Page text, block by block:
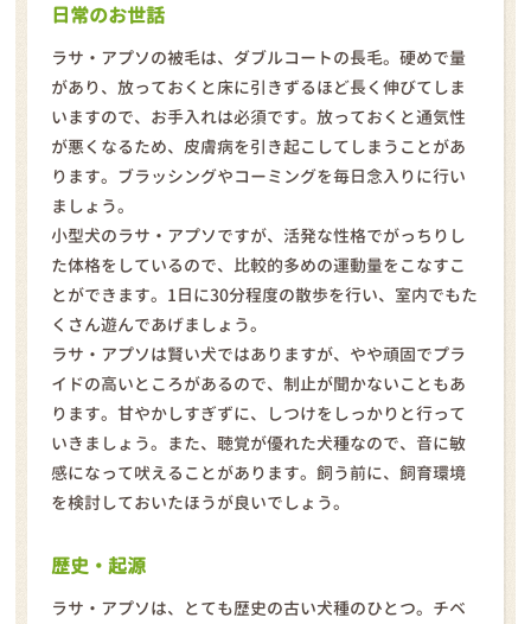
日常のお世話
ラサ・アプソの被毛は、ダブルコートの長毛。硬めで量
があり、放っておくと床に引きずるほど長く伸びてしま
いますので、お手入れは必須です。放っておくと通気性
が悪くなるため、皮膚病を引き起こしてしまうことがあ
ります。ブラッシングやコーミングを毎日念入りに行い
ましょう。
小型犬のラサ・アプソですが、活発な性格でがっちりし
た体格をしているので、比較的多めの運動量をこなすこ
とができます。1日に30分程度の散歩を行い、室内でもた
くさん遊んであげましょう。
ラサ・アプソは賢い犬ではありますが、やや頑固でプラ
イドの高いところがあるので、制止が聞かないこともあ
ります。甘やかしすぎずに、しつけをしっかりと行って
いきましょう。また、聴覚が優れた犬種なので、音に敏
感になって吠えることがあります。飼う前に、飼育環境
を検討しておいたほうが良いでしょう。
歴史・起源
ラサ・アプソは、とても歴史の古い犬種のひとつ。チベ